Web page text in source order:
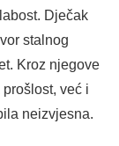
Dječak
stalnog
Kroz njegove
već i
neizvjesna.